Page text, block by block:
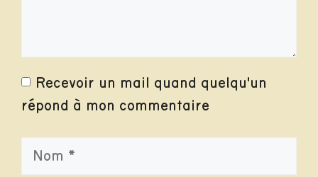
Recevoir un mail quand quelqu'un
répond à mon commentaire
Nom